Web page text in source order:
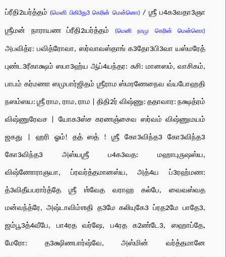
ப்ரீதி2யர்த்தம்(மெனி பிகி3து3 கெரின் மென்னொ)/ ஶ்ரீ ப4க3வதா3ஞா
ஶ்ரீமன் நாராயண ப்ரீதி2யர்த்தம் (மெனி நாமு கெரின் மென்னொ)
அபவித்ர: பவித்ரோவா, ஸர்வாவஸ்தாங் க3தோ3பி3வா யஸ்மரேத்
புண்ட3ரீகாக்ஷம் ஸபா3ஹ்ய ஆப்4யந்தர: சுசி: மானஸம், வாசிகம்,
பாபம் கர்மணா ஸமுபார்ஜிதம் ஶ்ரீராம ஸ்மரணேநைவ வ்யபோஹதி
நஸம்ஸய: ஶ்ரீ ராம, ராம, ராம | திதி2ர் விஷ்ணு: ததாவார: நக்ஷத்ரம்
விஷ்ணுரேவச | யோக3ஸ்ச கரணஞ்சைவ ஸர்வம் விஷ்ணுமயம்
ஜகது | ஹரி ஓம்! தத் ஸத் ! ஶ்ரீ கோ3விந்த3 கோ3விந்த3
கோ3விந்த3 அஸ்யஶ்ரீ ப4க3வத: மஹாபுருஷஸ்ய,
விஷ்ணோராஞயா, ப்ரவர்த்தமானஸ்ய, அத்4ய ப்3ரஹ்மண:
த்3விதீயபரார்த்தே ஶ்ரீ ஶ்வேத வராஹ கல்பே, வைவஸ்வத
மன்வந்த்ரே, அஷ்டாவிம்ஶதி த3மே கலியுகே3 ப்ரத2மே பாதே3,
ஜம்பூ3த்4வீபே, பா4ரத வர்ஷே, ப4ரத க2ண்டே3, ஸஹாப்தே,
மேரோ: த3க்ஷிணபார்ஷ்வே, அஸ்மின் வர்த்தமானே